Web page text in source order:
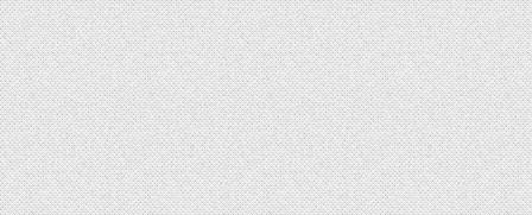
MK memberi putusan bahwa anggaran MBG harus dipisahkan dari
anggaran pendidikan.